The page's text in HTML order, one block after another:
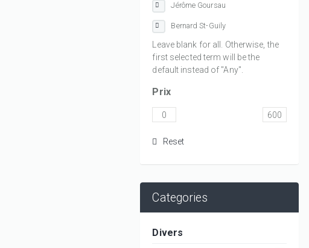
Jérôme Goursau
Bernard St-Guily
Leave blank for all. Otherwise, the
first selected term will be the
default instead of "Any".
Prix
Categories
Divers